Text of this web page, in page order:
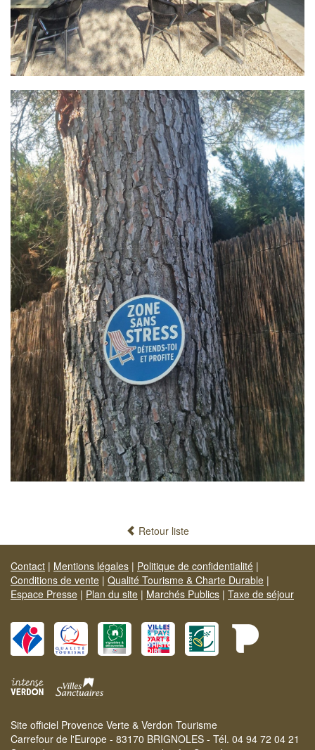
Retour liste
Contact | Mentions légales | Politique de confidentialité |
Conditions de vente | Qualité Tourisme & Charte Durable |
Espace Presse | Plan du site | Marchés Publics | Taxe de séjour
Site officiel Provence Verte & Verdon Tourisme
Carrefour de l'Europe - 83170 BRIGNOLES - Tél. 04 94 72 04 21